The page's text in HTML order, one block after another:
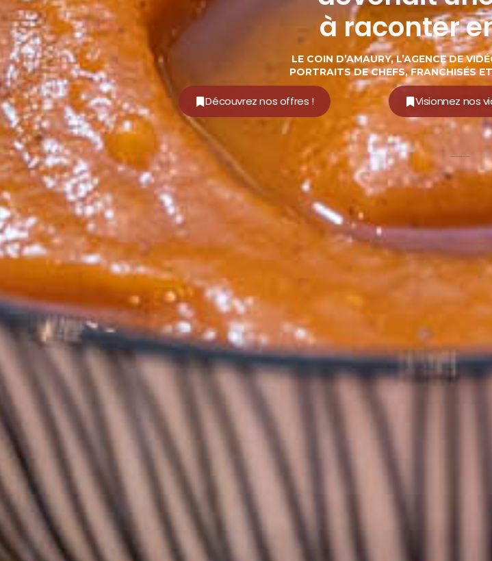
à raconter
LE COIN D’AMAURY, L’AGENCE DE
PORTRAITS DE CHEFS, FRANCHISÉS
Découvrez nos offres ! Visionnez nos